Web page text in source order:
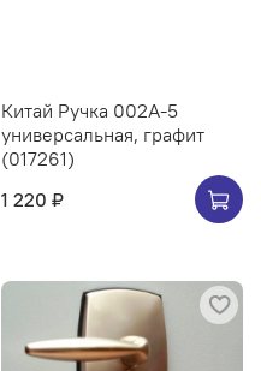
Китай Ручка 002A-5
универсальная, графит
(017261)
1 220 ₽